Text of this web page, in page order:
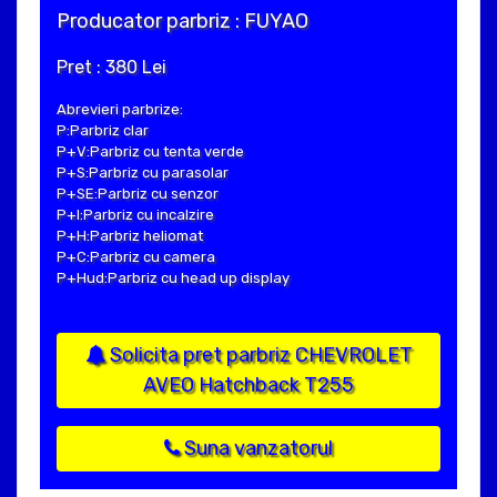
Producator parbriz : FUYAO
Pret : 380 Lei
Abrevieri parbrize:
P:Parbriz clar
P+V:Parbriz cu tenta verde
P+S:Parbriz cu parasolar
P+SE:Parbriz cu senzor
P+I:Parbriz cu incalzire
P+H:Parbriz heliomat
P+C:Parbriz cu camera
P+Hud:Parbriz cu head up display
Solicita pret parbriz CHEVROLET
AVEO Hatchback T255
Suna vanzatorul